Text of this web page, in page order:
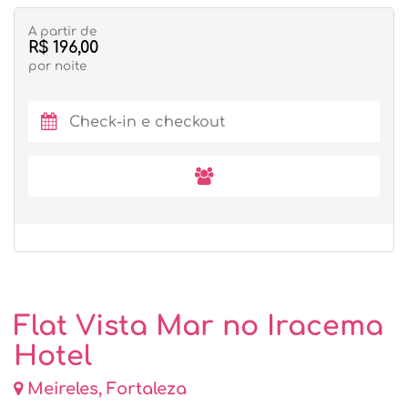
Flat Vista Mar no Iracema
Hotel
Meireles, Fortaleza
A partir de
R$ 196,00
por noite